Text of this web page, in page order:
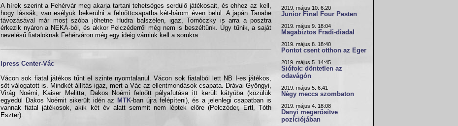
A hírek szerint a Fehérvár meg akarja tartani tehetséges serdülő játékosait, és ehhez az kell,
hogy lássák, van esélyük bekerülni a felnőttcsapatba két-három éven belül. A japán Tanabe
távozásával már most szóba jöhetne Hudra balszélen, igaz, Tornóczky is arra a posztra
érkezik nyáron a NEKÁ-ból, és akkor Pelczéderről még nem is beszéltünk. Úgy tűnik, a saját
nevelésű fiataloknak Fehérváron még egy ideig várniuk kell a sorukra...
Ipress Center-Vác
Vácon sok fiatal játékos tűnt el szinte nyomtalanul. Vácon sok fiatalból lett NB I-es játékos,
sőt válogatott is. Mindkét állítás igaz, mert a Vác az ellentmondások csapata. Drávai Gyöngyi,
Virág Noémi, Kaiser Melitta, Dakos Noémi felnőtt pályafutása itt került kátyúba (közülük
egyedül Dakos Noémit sikerült idén az
MTK-ban újra felépíteni), és a jelenlegi csapatban is
vannak fiatal játékosok, akik két év alatt semmit nem léptek előre (Pelczéder, Ertl, Tóth
Eszter).
2019. május 10. 6:20
Junior Final Four Pesten
2019. május 9. 18:04
Magabiztos Fradi-diadal
2019. május 8. 18:40
Pontot csent otthon az Eger
2019. május 5. 14:45
Siófok: döntetlen az
odavágón
2019. május 5. 6:41
Négy meccs szombaton
2019. május 4. 18:08
Danyi megerősítve
pozíciójában